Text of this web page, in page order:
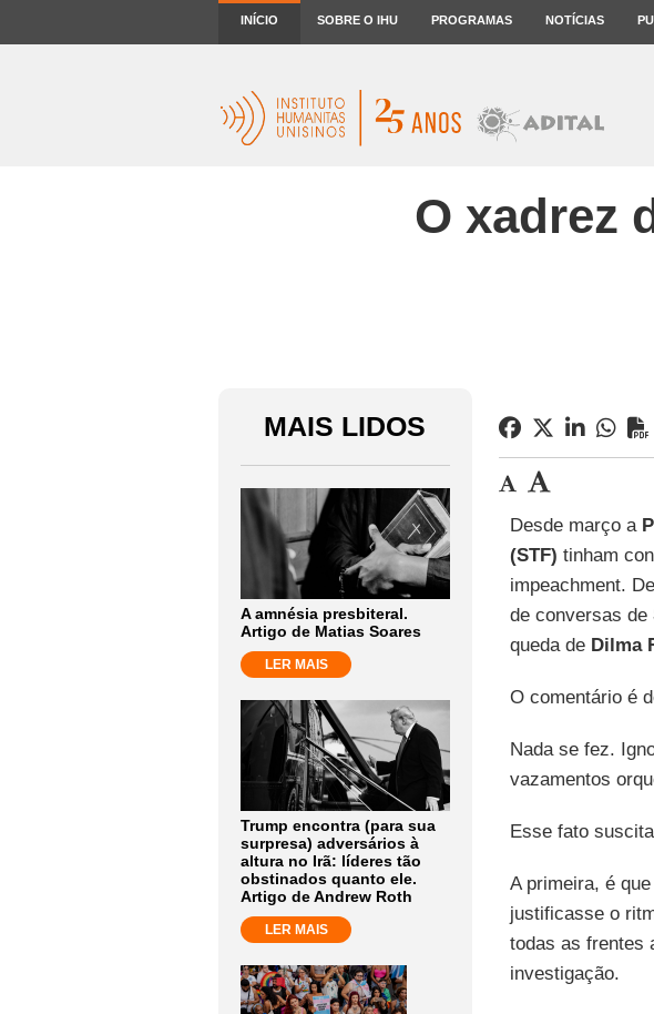
INÍCIO SOBRE O IHU PROGRAMAS NOTÍCIAS
O xadrez
MAIS LIDOS
A amnésia presbiteral.
Artigo de Matias Soares
LER MAIS
Trump encontra (para sua
surpresa) adversários à
altura no Irã: líderes tão
obstinados quanto ele.
Artigo de Andrew Roth
LER MAIS
Desde março a
(STF) tinham
impeachment.
de conversas de
queda de Dilma
O comentário é
Nada se fez.
vazamentos
Esse fato
A primeira, é
justificasse o
todas as frentes
investigação.